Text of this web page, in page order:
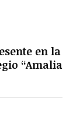
en la
“Amalia